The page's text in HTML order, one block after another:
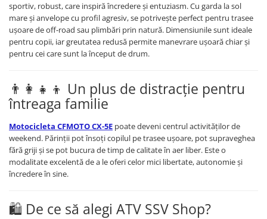
sportiv, robust, care inspiră încredere și entuziasm. Cu garda la sol
mare și anvelope cu profil agresiv, se potrivește perfect pentru trasee
ușoare de off-road sau plimbări prin natură. Dimensiunile sunt ideale
pentru copii, iar greutatea redusă permite manevrare ușoară chiar și
pentru cei care sunt la început de drum.
👨‍👩‍👧‍👦 Un plus de distracție pentru
întreaga familie
Motocicleta CFMOTO CX-5E poate deveni centrul activităților de
weekend. Părinții pot însoți copilul pe trasee ușoare, pot supraveghea
fără griji și se pot bucura de timp de calitate în aer liber. Este o
modalitate excelentă de a le oferi celor mici libertate, autonomie și
încredere în sine.
🛍️ De ce să alegi ATV SSV Shop?